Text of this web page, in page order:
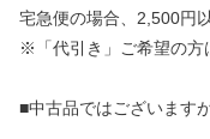
宅急便の場合、2,500円
※「代引き」ご希望の方
■中古品ではございます